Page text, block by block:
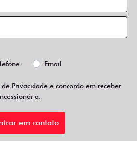
Email
de Privacidade e concordo em receber
em contato